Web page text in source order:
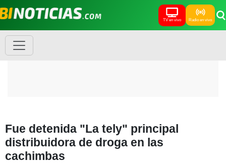
TV en vivo Radio en vivo
Fue detenida "La tely" principal
distribuidora de droga en las
cachimbas